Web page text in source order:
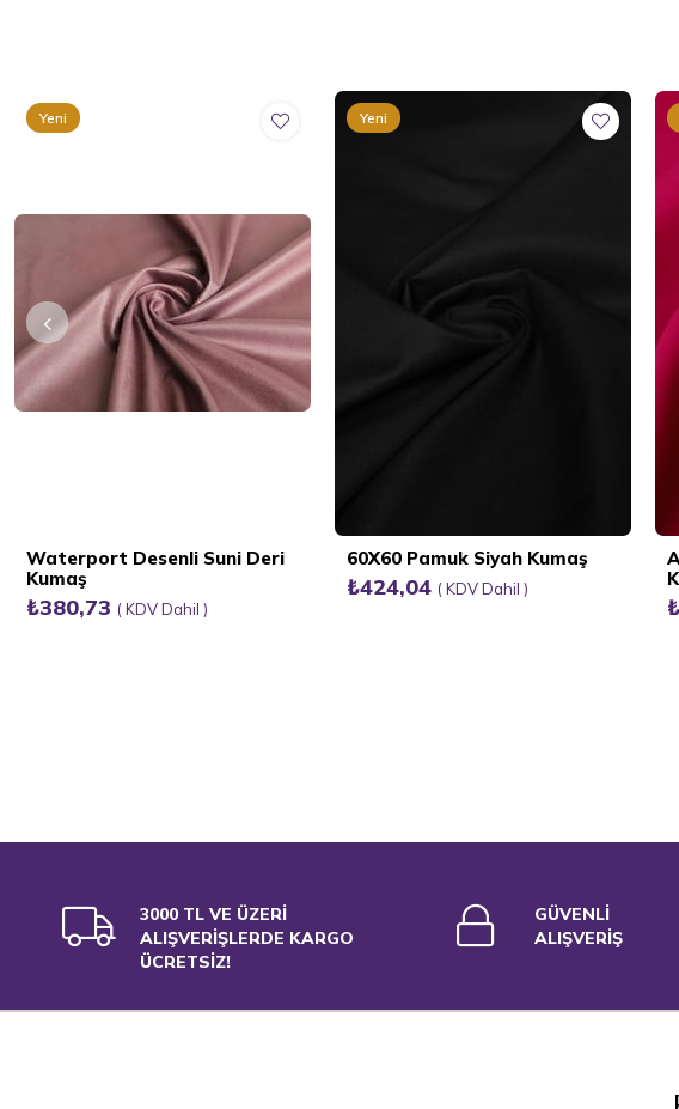
Waterport Desenli Suni Deri
Kumaş
₺380,73 KDV Dahil
Yeni
60X60 Pamuk Siyah Kumaş
₺424,04 KDV Dahil
Yeni
3000 TL VE ÜZERİ
ALIŞVERİŞLERDE KARGO
ÜCRETSİZ!
GÜVENLİ
ALIŞVERİŞ